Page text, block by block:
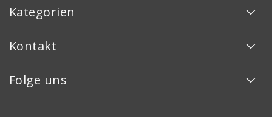
Kategorien
Kontakt
Folge uns